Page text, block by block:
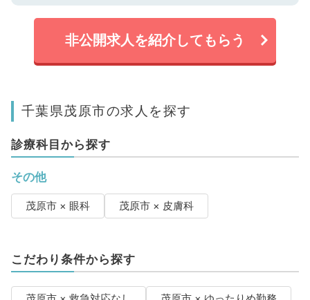
非公開求人を紹介してもらう
千葉県茂原市の求人を探す
診療科目から探す
その他
茂原市 × 眼科 茂原市 × 皮膚科
こだわり条件から探す